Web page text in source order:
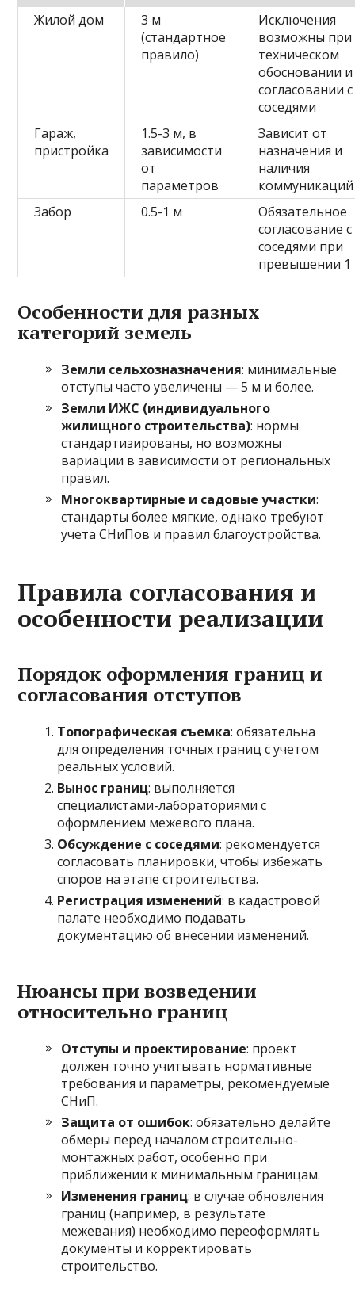
Жилой дом
3 м
(стандартное
правило)
Исключения
возможны при
техническом
обосновании и
согласовании с
соседями
Гараж,
пристройка
1.5-3 м, в
зависимости
от
параметров
Зависит от
назначения и
наличия
коммуникаций
Забор
0.5-1 м
Обязательное
согласование с
соседями при
превышении 1
Особенности для разных
категорий земель
Земли сельхозназначения: минимальные
отступы часто увеличены — 5 м и более.
Земли ИЖС (индивидуального
жилищного строительства): нормы
стандартизированы, но возможны
вариации в зависимости от региональных
правил.
Многоквартирные и садовые участки:
стандарты более мягкие, однако требуют
учета СНиПов и правил благоустройства.
Правила согласования и
особенности реализации
Порядок оформления границ и
согласования отступов
Топографическая съемка: обязательна
для определения точных границ с учетом
реальных условий.
Вынос границ: выполняется
специалистами-лабораториями с
оформлением межевого плана.
Обсуждение с соседями: рекомендуется
согласовать планировки, чтобы избежать
споров на этапе строительства.
Регистрация изменений: в кадастровой
палате необходимо подавать
документацию об внесении изменений.
Нюансы при возведении
относительно границ
Отступы и проектирование: проект
должен точно учитывать нормативные
требования и параметры, рекомендуемые
СНиП.
Защита от ошибок: обязательно делайте
обмеры перед началом строительно-
монтажных работ, особенно при
приближении к минимальным границам.
Изменения границ: в случае обновления
границ (например, в результате
межевания) необходимо переоформлять
документы и корректировать
строительство.